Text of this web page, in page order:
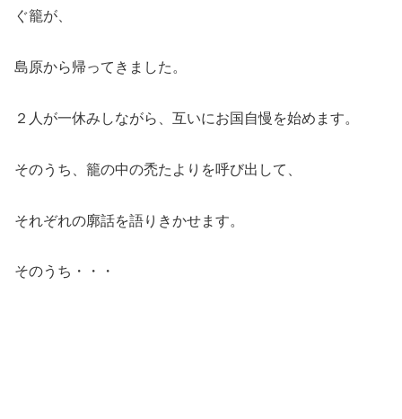
ぐ籠が、
島原から帰ってきました。
２人が一休みしながら、互いにお国自慢を始めます。
そのうち、籠の中の禿たよりを呼び出して、
それぞれの廓話を語りきかせます。
そのうち・・・